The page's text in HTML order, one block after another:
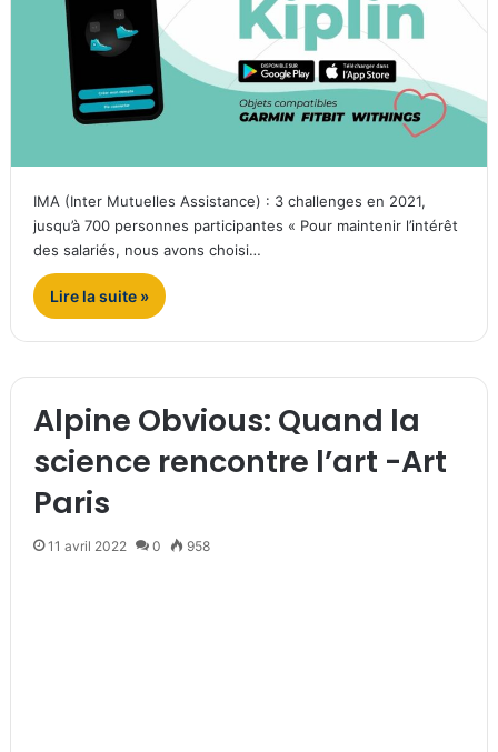
IMA (Inter Mutuelles Assistance) : 3 challenges en 2021,
jusqu’à 700 personnes participantes « Pour maintenir l’intérêt
des salariés, nous avons choisi…
Lire la suite »
Alpine Obvious: Quand la
science rencontre l’art -Art
Paris
11 avril 2022 0 958